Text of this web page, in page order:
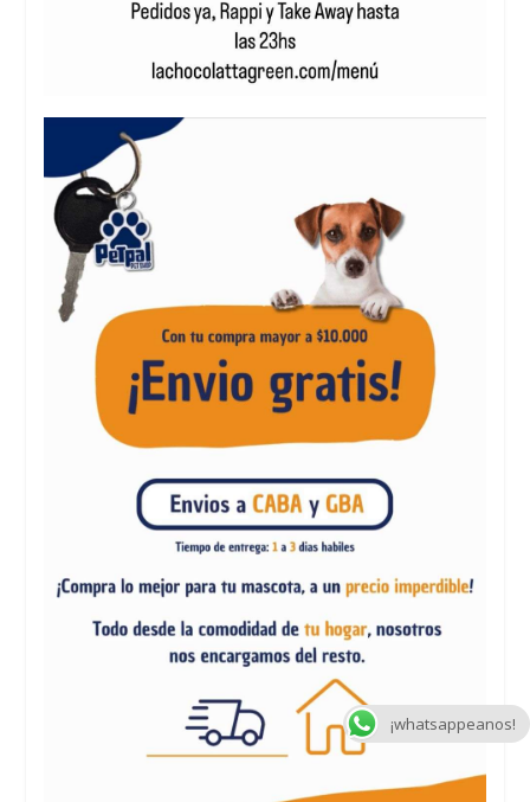
¡whatsappeanos!